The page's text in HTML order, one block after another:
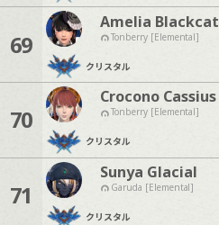
69
Amelia Blackcat
Tonberry [Elemental]
クリスタル
70
Crocono Cassius
Tonberry [Elemental]
クリスタル
71
Sunya Glacial
Garuda [Elemental]
クリスタル